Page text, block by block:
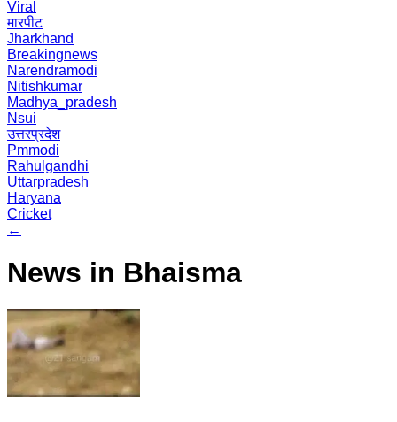
Viral
मारपीट
Jharkhand
Breakingnews
Narendramodi
Nitishkumar
Madhya_pradesh
Nsui
उत्तरप्रदेश
Pmmodi
Rahulgandhi
Uttarpradesh
Haryana
Cricket
←
News in Bhaisma